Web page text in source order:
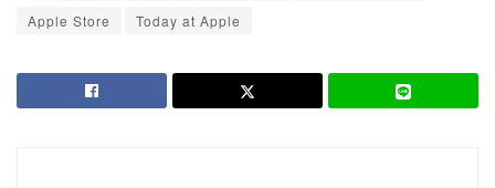
Apple Store
Today at Apple